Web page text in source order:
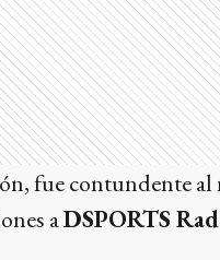
fue contundente al
aDSPORTS